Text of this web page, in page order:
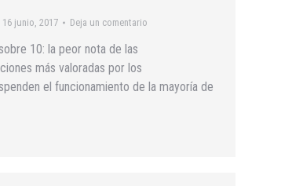
16 junio, 2017 Deja un comentario
10: la peor nota de las
más valoradas por los
el funcionamiento de la mayoría de